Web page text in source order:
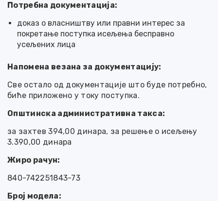
Потребна документација:
доказ о власништву или правни интерес за
покретање поступка исељења бесправно
усељених лица
Напомена везана за документацију:
Све остало од документације што буде потребно,
биће приложено у току поступка.
Општинска административна такса:
за захтев 394,00 динара, за решење о исељењу
3.390,00 динара
Жиро рачун:
840-742251843-73
Број модела: